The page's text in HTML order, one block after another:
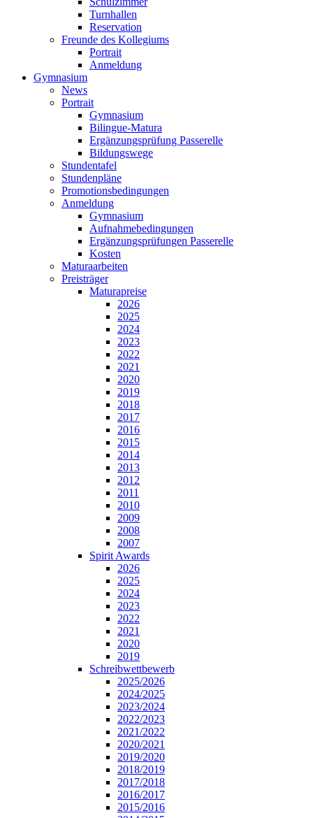
Turnhallen
Reservation
Freunde des Kollegiums
Portrait
Anmeldung
Gymnasium
News
Portrait
Gymnasium
Bilingue-Matura
Ergänzungsprüfung Passerelle
Bildungswege
Stundentafel
Stundenpläne
Promotionsbedingungen
Anmeldung
Gymnasium
Aufnahmebedingungen
Ergänzungsprüfungen Passerelle
Kosten
Maturaarbeiten
Preisträger
Maturapreise
2026
2025
2024
2023
2022
2021
2020
2019
2018
2017
2016
2015
2014
2013
2012
2011
2010
2009
2008
2007
Spirit Awards
2026
2025
2024
2023
2022
2021
2020
2019
Schreibwettbewerb
2025/2026
2024/2025
2023/2024
2022/2023
2021/2022
2020/2021
2019/2020
2018/2019
2017/2018
2016/2017
2015/2016